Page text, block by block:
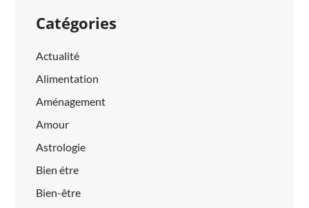
Catégories
Actualité
Alimentation
Aménagement
Amour
Astrologie
Bien étre
Bien-être